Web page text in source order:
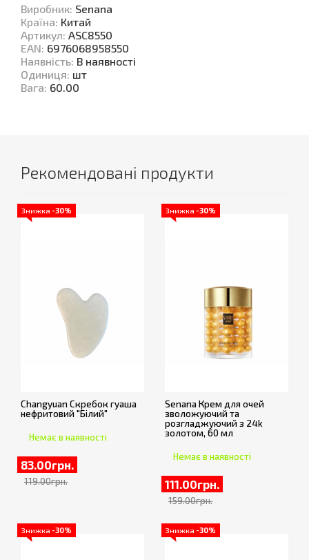
Виробник: Senana
Країна: Китай
Артикул: ASC8550
EAN: 6976068958550
Наявність: В наявності
Одиниця: шт
Вага: 60.00
Рекомендовані продукти
Знижка -30%
Changyuan Скребок гуаша
нефритовий "Білий"
Немає в наявності
83.00грн.
119.00грн.
Знижка -30%
Senana Крем для очей
зволожуючий та
розгладжуючий з 24k
золотом, 60 мл
Немає в наявності
111.00грн.
159.00грн.
Знижка -30% Знижка -30%